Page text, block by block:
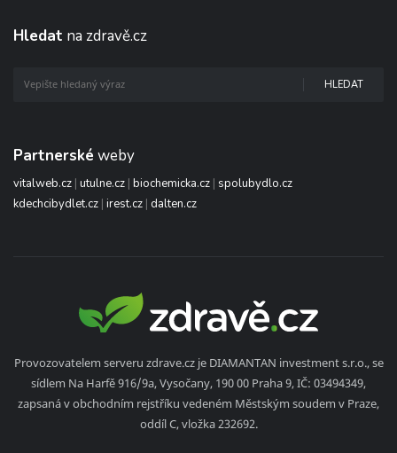
Hledat na zdravě.cz
HLEDAT
Partnerské weby
vitalweb.cz | utulne.cz | biochemicka.cz | spolubydlo.cz
kdechcibydlet.cz | irest.cz | dalten.cz
Provozovatelem serveru zdrave.cz je DIAMANTAN investment s.r.o., se
sídlem Na Harfě 916/9a, Vysočany, 190 00 Praha 9, IČ: 03494349,
zapsaná v obchodním rejstříku vedeném Městským soudem v Praze,
oddíl C, vložka 232692.